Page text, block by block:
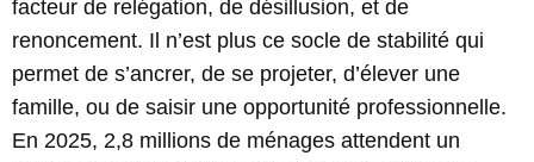
facteur de relégation, de désillusion, et de
renoncement. Il n’est plus ce socle de stabilité qui
permet de s’ancrer, de se projeter, d’élever une
famille, ou de saisir une opportunité professionnelle.
En 2025, 2,8 millions de ménages attendent un